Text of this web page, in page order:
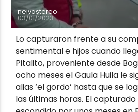
neivastereo
03/01/2023
Lo capturaron frente a su
sentimental e hijos cuando
Pitalito, proveniente desde
ocho meses el Gaula Huila le
alias ‘el gordo’ hasta que se
las últimas horas. El